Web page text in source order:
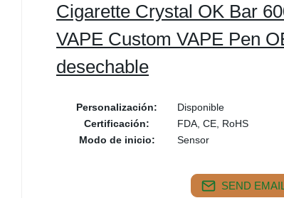
Cigarette Crystal OK Bar
VAPE Custom VAPE Pen
desechable
Personalización:
Disponible
Certificación:
FDA, CE, RoHS
Modo de inicio:
Sensor
SEND